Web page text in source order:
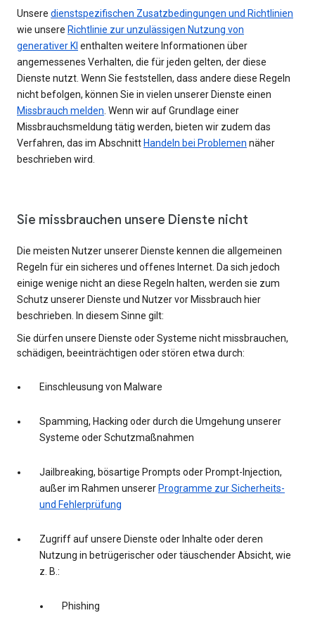
Unsere dienstspezifischen Zusatzbedingungen und Richtlinien
wie unsere Richtlinie zur unzulässigen Nutzung von
generativer KI enthalten weitere Informationen über
angemessenes Verhalten, die für jeden gelten, der diese
Dienste nutzt. Wenn Sie feststellen, dass andere diese Regeln
nicht befolgen, können Sie in vielen unserer Dienste einen
Missbrauch melden. Wenn wir auf Grundlage einer
Missbrauchsmeldung tätig werden, bieten wir zudem das
Verfahren, das im Abschnitt Handeln bei Problemen näher
beschrieben wird.
Sie missbrauchen unsere Dienste nicht
Die meisten Nutzer unserer Dienste kennen die allgemeinen
Regeln für ein sicheres und offenes Internet. Da sich jedoch
einige wenige nicht an diese Regeln halten, werden sie zum
Schutz unserer Dienste und Nutzer vor Missbrauch hier
beschrieben. In diesem Sinne gilt:
Sie dürfen unsere Dienste oder Systeme nicht missbrauchen,
schädigen, beeinträchtigen oder stören etwa durch:
Einschleusung von Malware
Spamming, Hacking oder durch die Umgehung unserer
Systeme oder Schutzmaßnahmen
Jailbreaking, bösartige Prompts oder Prompt-Injection,
außer im Rahmen unserer Programme zur Sicherheits-
und Fehlerprüfung
Zugriff auf unsere Dienste oder Inhalte oder deren
Nutzung in betrügerischer oder täuschender Absicht, wie
z. B.:
Phishing